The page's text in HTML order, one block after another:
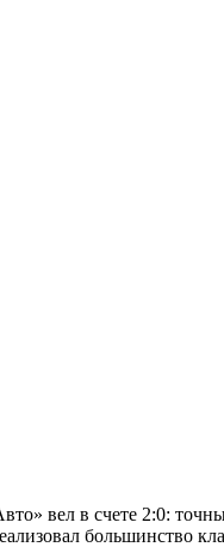
вел в счете 2:0:
большинство